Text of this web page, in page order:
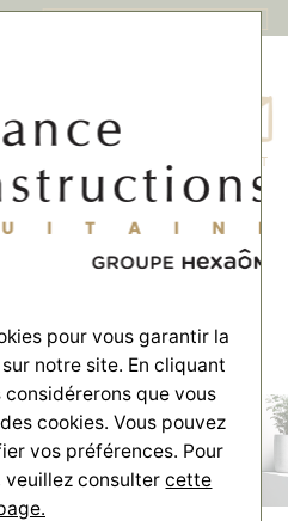
CONTACT
Agricole
projet de construction.
pour vous garantir la
notre site. En cliquant
que vous
cookies. Vous pouvez
vos préférences. Pour
veuillez consultercette